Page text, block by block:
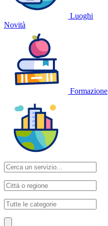
Luoghi
Novità
Formazione